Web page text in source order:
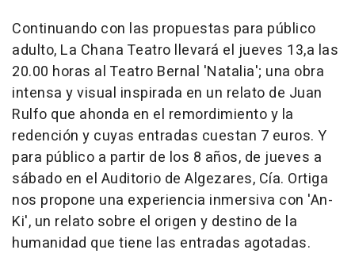
Continuando con las propuestas para público
adulto, La Chana Teatro llevará el jueves 13,a las
20.00 horas al Teatro Bernal 'Natalia'; una obra
intensa y visual inspirada en un relato de Juan
Rulfo que ahonda en el remordimiento y la
redención y cuyas entradas cuestan 7 euros. Y
para público a partir de los 8 años, de jueves a
sábado en el Auditorio de Algezares, Cía. Ortiga
nos propone una experiencia inmersiva con 'An-
Ki', un relato sobre el origen y destino de la
humanidad que tiene las entradas agotadas.